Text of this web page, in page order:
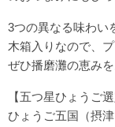
3つの異なる味わい
木箱入りなので、
ぜひ播磨灘の恵み
【五つ星ひょうご選
ひょうご五国（摂